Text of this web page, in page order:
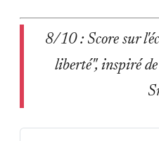
8/10 : Score sur
liberté", inspiré